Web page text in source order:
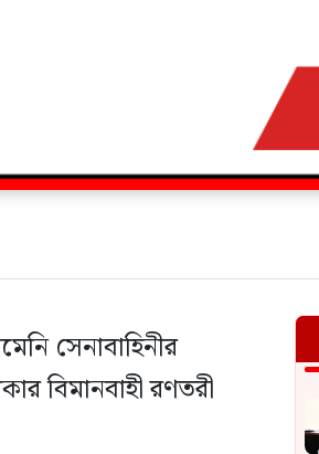
সেনাবাহিনীর
বিমানবাহী রণতরী